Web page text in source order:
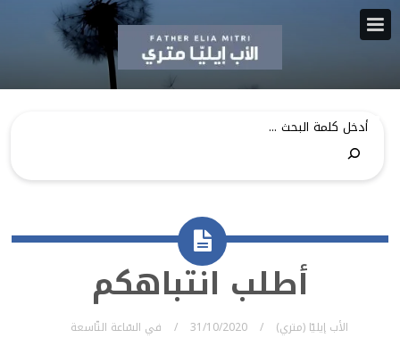
أطلب انتباهكم
الأب إيليّا (متري) 31/10/2020 في السّاعة التّاسعة